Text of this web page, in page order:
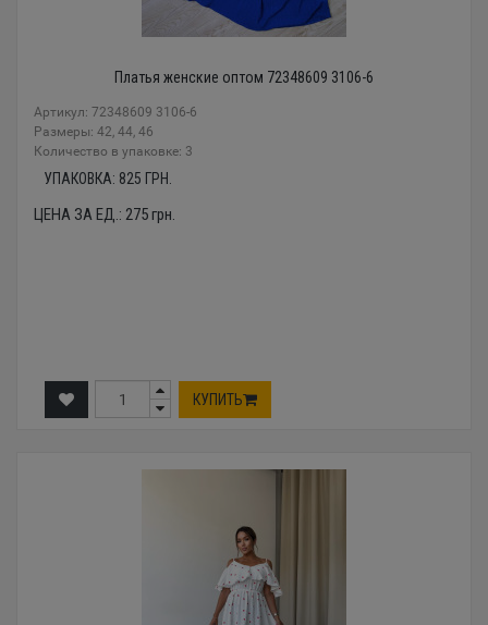
Платья женские оптом 72348609 3106-6
Артикул: 72348609 3106-6
Размеры: 42, 44, 46
Количество в упаковке: 3
УПАКОВКА: 825 ГРН.
ЦЕНА ЗА ЕД.: 275грн.
КУПИТЬ